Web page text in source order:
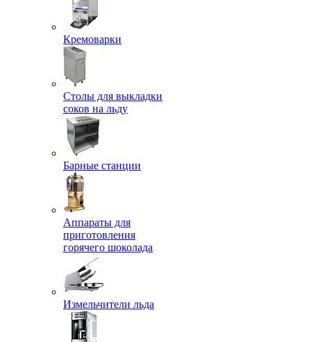
Кремоварки
Столы для выкладки
соков на льду
Барные станции
Аппараты для
приготовления
горячего шоколада
Измельчители льда